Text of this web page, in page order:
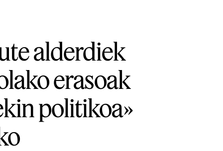
alderdiek
erasoak
politikoa»